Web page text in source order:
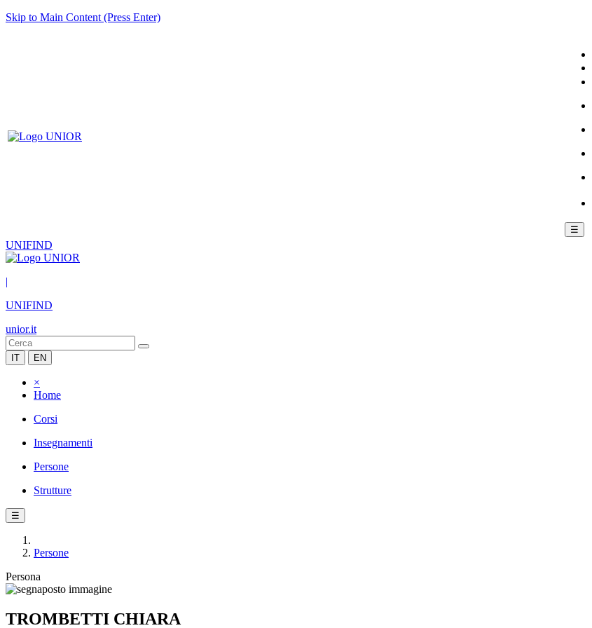
Skip to Main Content (Press Enter)
☰
UNIFIND
|
UNIFIND
unior.it
IT EN
×
Home
Corsi
Insegnamenti
Persone
Strutture
☰
Persone
Persona
TROMBETTI CHIARA